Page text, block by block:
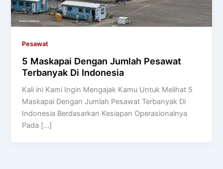
Pesawat
5 Maskapai Dengan Jumlah Pesawat
Terbanyak Di Indonesia
Kali ini Kami Ingin Mengajak Kamu Untuk Melihat 5
Maskapai Dengan Jumlah Pesawat Terbanyak Di
Indonesia Berdasarkan Kesiapan Operasionalnya
Pada […]